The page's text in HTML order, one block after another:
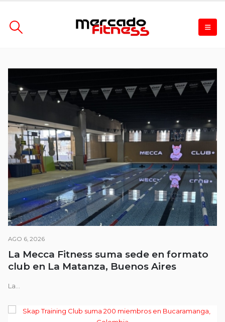
AGO 6, 2026
La Mecca Fitness suma sede en formato
club en La Matanza, Buenos Aires
La...